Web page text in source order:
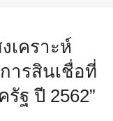
เคราะห์
การสินเชื่อที่
ฐ ปี 2562”